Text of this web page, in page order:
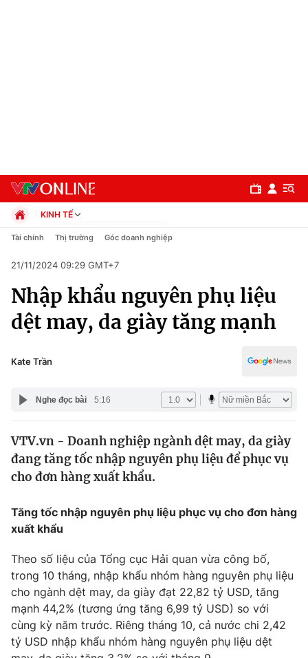
Chuyên mục
Chính trị
Pháp luật
Thế giới
Thế giới đó đây
Câu chuyện quốc tế
Kinh tế
Thị trường
Góc doanh nghiệp
Dữ liệu và đời sống
Truyền hình
Phim VTV
Hậu trường
Giải trí
KINH TẾ
Chính trị
Pháp luật
Kinh tế
Thể thao
Truyền hình
Y tế
Công nghệ
Tài chính Thị trường Góc doanh nghiệp
21/11/2024 09:29 GMT+7
Nhập khẩu nguyên phụ liệu
dệt may, da giày tăng mạnh
Kate Trần
Nghe đọc bài 5:16
VTV.vn - Doanh nghiệp ngành dệt may, da giày
đang tăng tốc nhập nguyên phụ liệu để phục vụ
cho đơn hàng xuất khẩu.
Tăng tốc nhập nguyên phụ liệu phục vụ cho đơn hàng
xuất khẩu
Theo số liệu của Tổng cục Hải quan vừa công bố,
trong 10 tháng, nhập khẩu nhóm hàng nguyên phụ liệu
cho ngành dệt may, da giày đạt 22,82 tỷ USD, tăng
mạnh 44,2% (tương ứng tăng 6,99 tỷ USD) so với
cùng kỳ năm trước. Riêng tháng 10, cả nước chi 2,42
tỷ USD nhập khẩu nhóm hàng nguyên phụ liệu dệt